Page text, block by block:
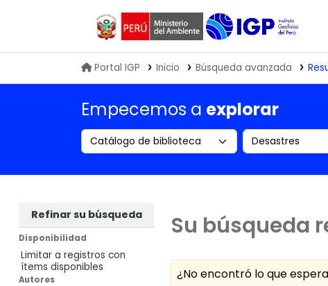
Biblioteca IGP
Portal IGP Inicio Búsqueda avanzada
Empecemos a explorar
Search the catalog by: Buscar en
Refinar su búsqueda
Disponibilidad
Limitar a registros con
ítems disponibles
Autores
Su búsqueda
¿No encontró lo que